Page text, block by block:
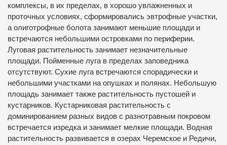
комплексы, в их пределах, в хорошо увлажненных и
проточных условиях, сформировались эвтрофные участки,
а олиготрофные болота занимают меньшие площади и
встречаются небольшими островками по периферии.
Луговая растительность занимает незначительные
площади. Пойменные луга в пределах заповедника
отсутствуют. Сухие луга встречаются спорадически и
небольшими участками на опушках и полянах. Небольшую
площадь занимает также растительность пустошей и
кустарников. Кустарниковая растительность с
доминированием разных видов с разнотравным покровом
встречается изредка и занимает мелкие площади. Водная
растительность развивается в озерах Черемское и Редичи,